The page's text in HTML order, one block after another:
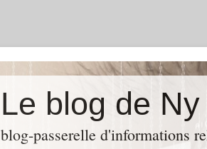
Le blog de
blog-passerelle d'informations